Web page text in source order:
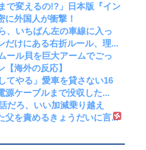
で変えるの!?」日本版『イン
に外国人が衝撃！
、いちばん左の車線に入っ
だけにある右折ルール、理...
ール貝を巨大アームでごっ
海外の反応】
てやる」愛車を貸さない16
源ケーブルまで没収した...
だろ、いい加減乗り越え
父を責めるきょうだいに言...